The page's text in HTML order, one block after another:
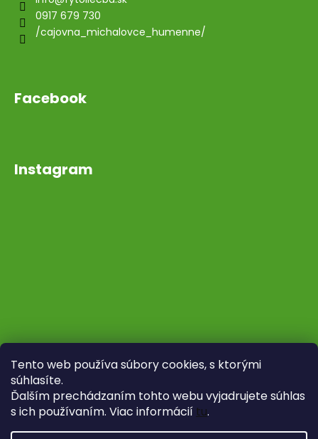
Tento web používa súbory cookies, s ktorými
súhlasíte.
Ďalším prechádzaním tohto webu vyjadrujete súhlas
s ich používaním. Viac informácií tu.
0917 679 730
/cajovna_michalovce_humenne/
Facebook
Instagram